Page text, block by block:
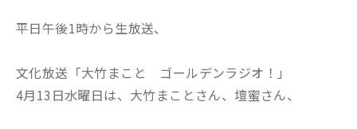
平日午後1時から生放送、
文化放送「大竹まこと ゴールデンラジオ！」
4月13日水曜日は、大竹まことさん、壇蜜さん、